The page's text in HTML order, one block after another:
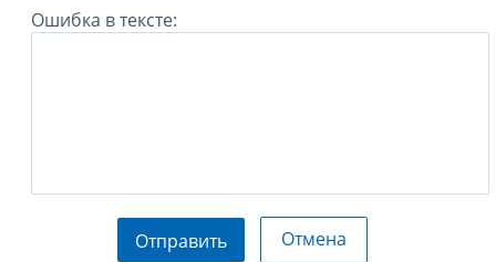
Ошибка в тексте:
Отправить Отмена